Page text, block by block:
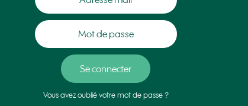
Vous avez oublié votre mot de passe ?